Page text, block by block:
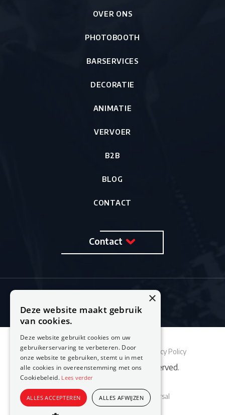
OVER ONS
PHOTOBOOTH
BARSERVICES
DECORATIE
ANIMATIE
VERVOER
B2B
BLOG
CONTACT
Contact
Sitemap Cookie Policy Privacy Policy
© 2026 Feestburo. All rights reserved.
Website laten makendoor Conversal
×
Deze website maakt gebruik
van cookies.
Deze website gebruikt cookies om uw
gebruikerservaring te verbeteren. Door
onze website te gebruiken, stemt u in met
alle cookies in overeenstemming met ons
Cookiebeleid. Lees verder
ALLES ACCEPTEREN ALLES AFWIJZEN